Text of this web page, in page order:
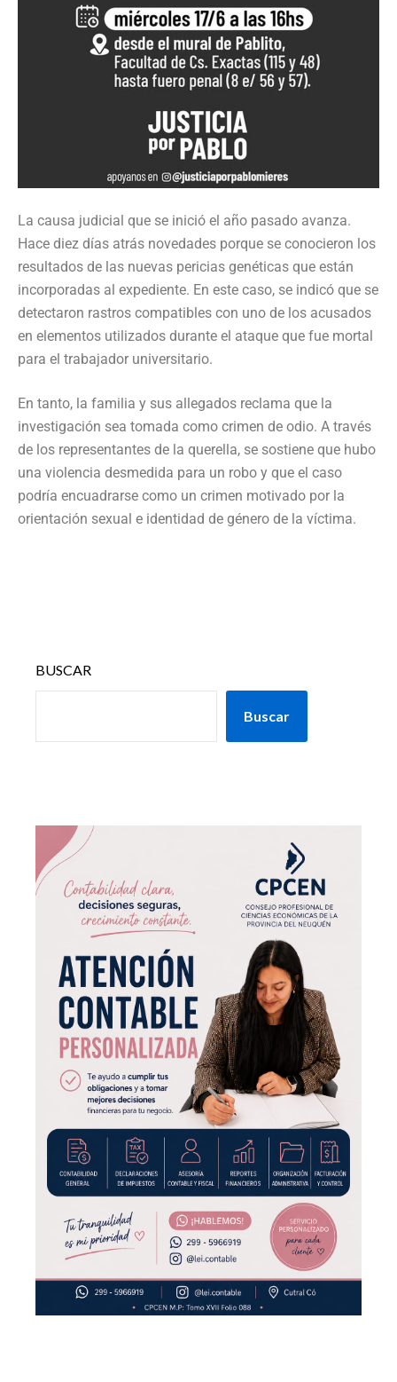
La causa judicial que se inició el año pasado avanza.
Hace diez días atrás novedades porque se conocieron los
resultados de las nuevas pericias genéticas que están
incorporadas al expediente. En este caso, se indicó que se
detectaron rastros compatibles con uno de los acusados
en elementos utilizados durante el ataque que fue mortal
para el trabajador universitario.
En tanto, la familia y sus allegados reclama que la
investigación sea tomada como crimen de odio. A través
de los representantes de la querella, se sostiene que hubo
una violencia desmedida para un robo y que el caso
podría encuadrarse como un crimen motivado por la
orientación sexual e identidad de género de la víctima.
BUSCAR
Buscar